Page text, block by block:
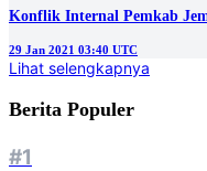
Konflik Internal Pemkab
29 Jan 2021 03:40 UTC
Lihat selengkapnya
Berita Populer
#1